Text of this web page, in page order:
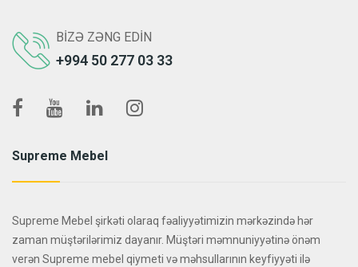
BIZƏ ZƏNG EDIN
+994 50 277 03 33
Supreme Mebel
Supreme Mebel şirkəti olaraq fəaliyyətimizin mərkəzində hər
zaman müştərilərimiz dayanır. Müştəri məmnuniyyətinə önəm
verən Supreme mebel qiymeti və məhsullarının keyfiyyəti ilə